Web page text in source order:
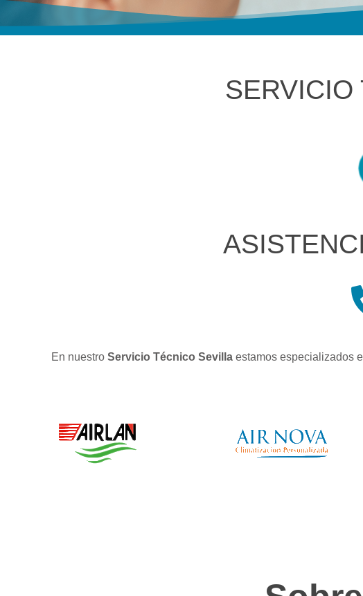
En nuestro Servicio Técnico Sevilla estamos especializados